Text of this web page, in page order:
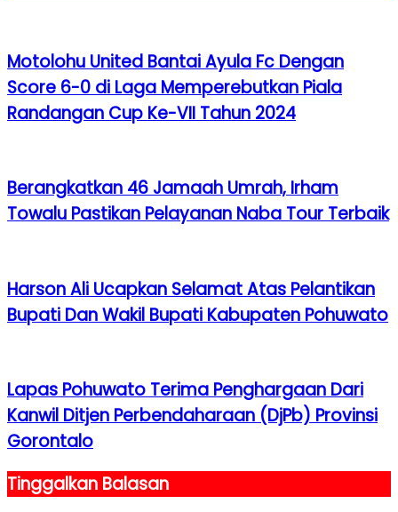
Motolohu United Bantai Ayula Fc Dengan
Score 6-0 di Laga Memperebutkan Piala
Randangan Cup Ke-VII Tahun 2024
Berangkatkan 46 Jamaah Umrah, Irham
Towalu Pastikan Pelayanan Naba Tour Terbaik
Harson Ali Ucapkan Selamat Atas Pelantikan
Bupati Dan Wakil Bupati Kabupaten Pohuwato
Lapas Pohuwato Terima Penghargaan Dari
Kanwil Ditjen Perbendaharaan (DjPb) Provinsi
Gorontalo
Tinggalkan Balasan